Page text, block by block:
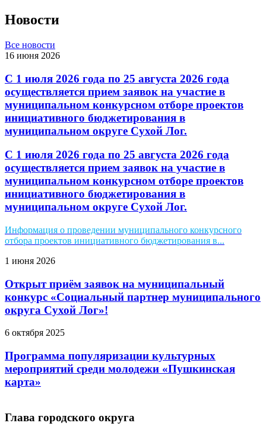
Новости
Все новости
16 июня 2026
С 1 июля 2026 года по 25 августа 2026 года
осуществляется прием заявок на участие в
муниципальном конкурсном отборе проектов
инициативного бюджетирования в
муниципальном округе Сухой Лог.
С 1 июля 2026 года по 25 августа 2026 года
осуществляется прием заявок на участие в
муниципальном конкурсном отборе проектов
инициативного бюджетирования в
муниципальном округе Сухой Лог.
Информация о проведении муниципального конкурсного
отбора проектов инициативного бюджетирования в...
1 июня 2026
Открыт приём заявок на муниципальный
конкурс «Социальный партнер муниципального
округа Сухой Лог»!
6 октября 2025
Программа популяризации культурных
мероприятий среди молодежи «Пушкинская
карта»
Глава городского округа